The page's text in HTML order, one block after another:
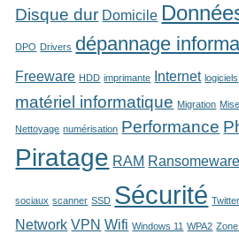
Disque dur Domicile
DPO Drivers dépannage
Freeware HDD imprimante Internet logiciels
matériel informatique Migration
Nettoyage numérisation Performance
Piratage RAM Ransomeware
sociaux scanner SSD Sécurité Twitter
Network VPN Wifi Windows 11 WPA2